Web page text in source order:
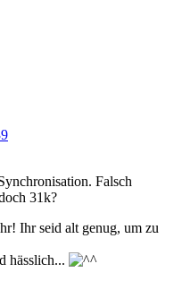
Falsch
31k?
Ihr seid alt genug, um zu
hässlich...